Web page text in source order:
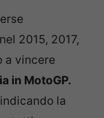
2015, 2017,
a vincere
in MotoGP.
la